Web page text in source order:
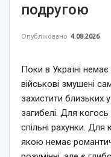
подругою
Опубліковано 4.08.2026
Поки в Україні
військові змушені
захистити близьких
загибелі. Для когось
спільні рахунки.
якою немає